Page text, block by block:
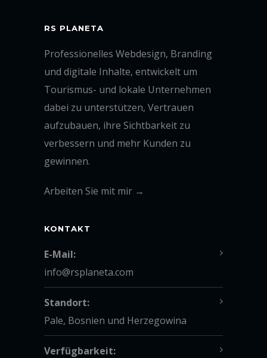
RS PLANETA
Professionelles Webdesign, Branding
und digitale Inhalte, entwickelt um
Tourismus- und lokale Unternehmen
dabei zu unterstützen, Vertrauen
aufzubauen, ihre Sichtbarkeit zu
verbessern und mehr Kunden zu
gewinnen.
Arbeiten Sie mit mir →
KONTAKT
E-Mail:
info@rsplaneta.com
Standort:
Pale, Bosnien und Herzegowina
Verfügbarkeit: